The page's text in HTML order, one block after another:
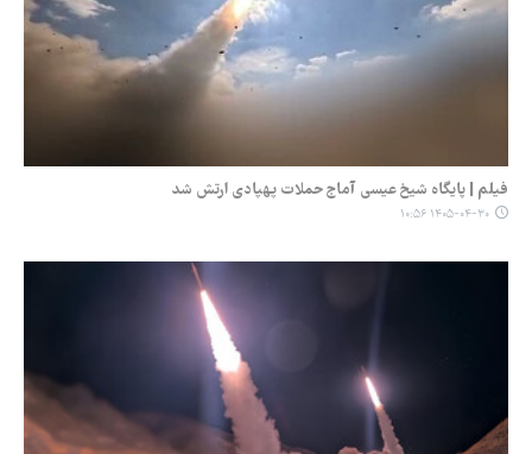
فیلم | پایگاه شیخ عیسی آماج حملات پهپادی ارتش شد
۱۴۰۵-۰۴-۳۰ ۱۰:۵۶